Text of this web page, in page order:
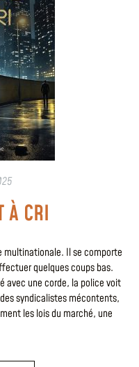
À CRI
multinationale. Il se comporte
quelques coups bas.
avec une corde, la police voit
syndicalistes mécontents,
les lois du marché, une